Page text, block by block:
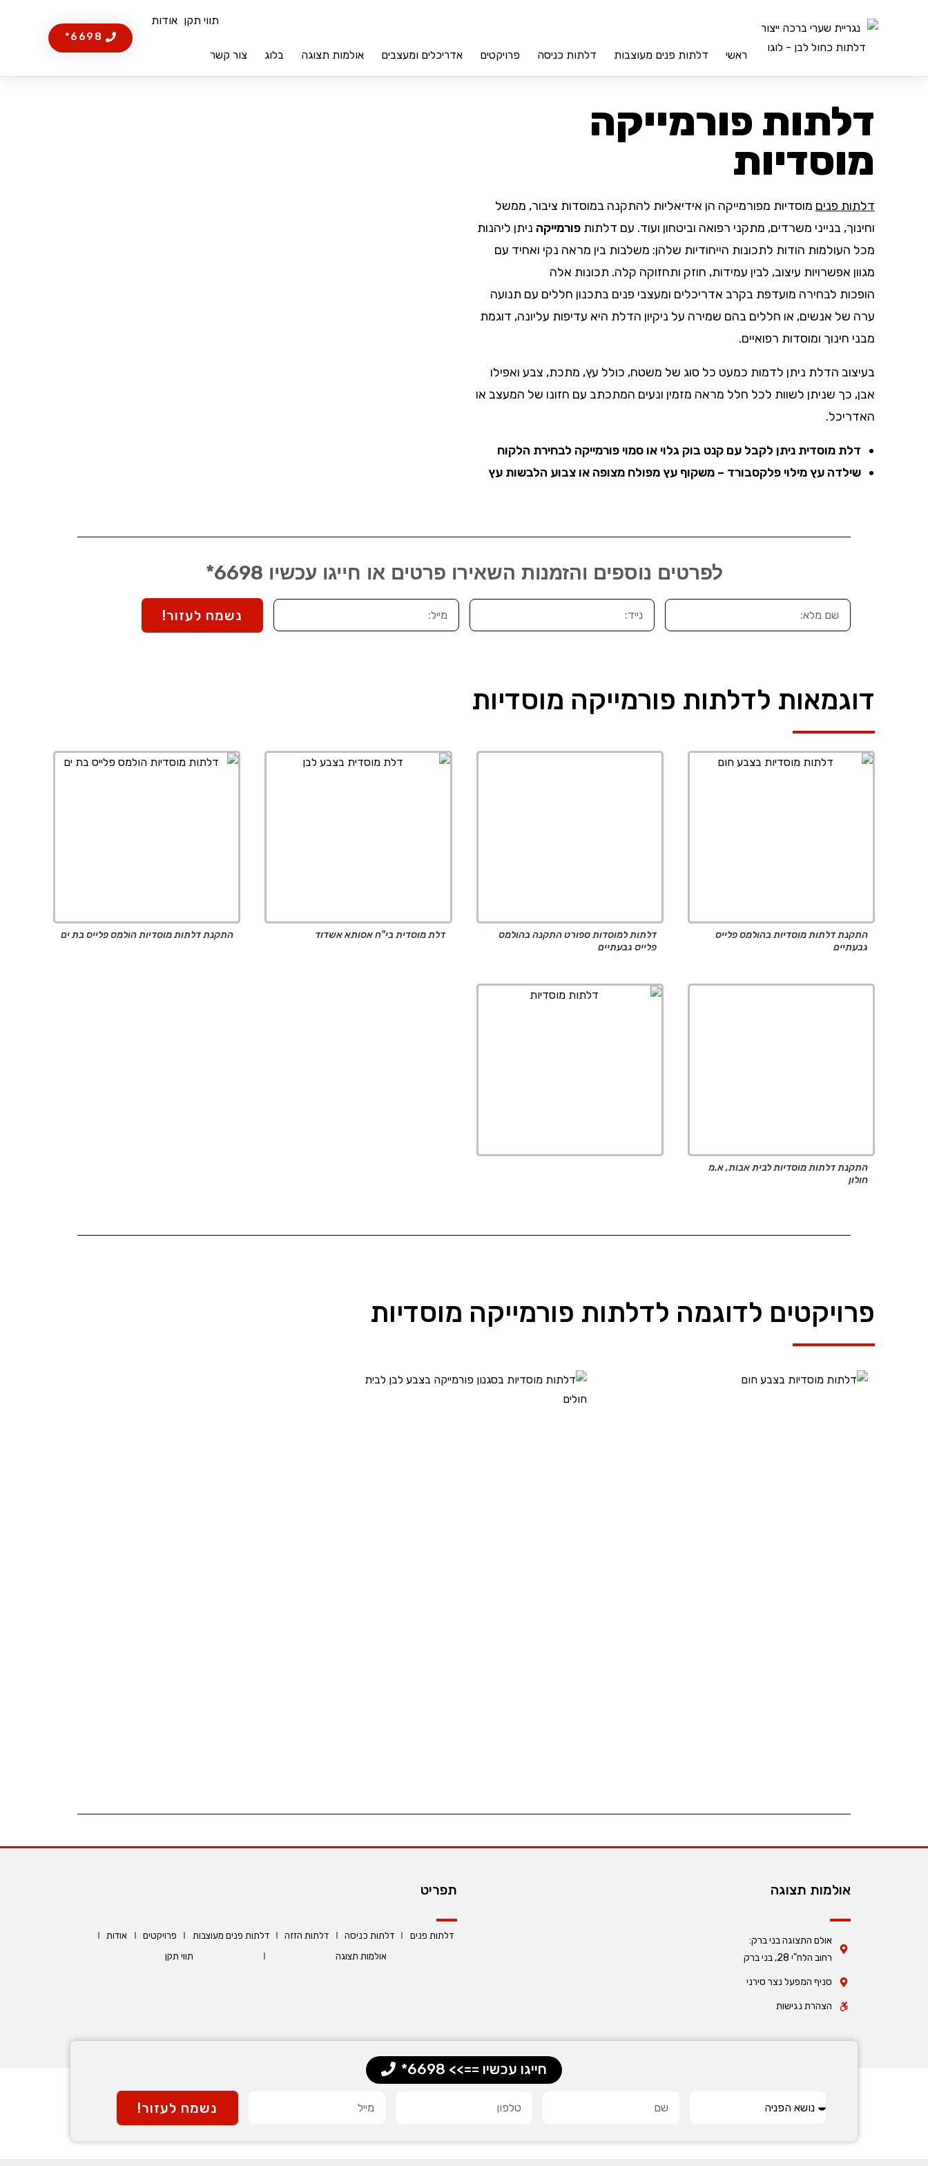
תווי תקן אודות
ראשי דלתות פנים מעוצבות דלתות כניסה פרויקטים אדריכלים ומעצבים אולמות תצוגה בלוג צור קשר
6698*
דלתות פורמייקה
מוסדיות
דלתות פנים מוסדיות מפורמייקה הן אידיאליות להתקנה במוסדות ציבור, ממשל
וחינוך, בנייני משרדים, מתקני רפואה וביטחון ועוד. עם דלתותפורמייקה ניתן ליהנות
מכל העולמות הודות לתכונות הייחודיות שלהן: משלבות בין מראה נקי ואחיד עם
מגוון אפשרויות עיצוב, לבין עמידות, חוזק ותחזוקה קלה. תכונות אלה
הופכות לבחירה מועדפת בקרב אדריכלים ומעצבי פנים בתכנון חללים עם תנועה
ערה של אנשים, או חללים בהם שמירה על ניקיון הדלת היא עדיפות עליונה, דוגמת
מבני חינוך ומוסדות רפואיים.
בעיצוב הדלת ניתן לדמות כמעט כל סוג של משטח, כולל עץ, מתכת, צבע ואפילו
אבן, כך שניתן לשוות לכל חלל מראה מזמין ונעים המתכתב עם חזונו של המעצב או
האדריכל.
דלת מוסדית ניתן לקבל עם קנט בוק גלוי או סמוי פורמייקה לבחירת הלקוח
שילדה עץ מילוי פלקסבורד – משקוף עץ מפולח מצופה או צבוע הלבשות עץ
לפרטים נוספים והזמנות השאירו פרטים או חייגו עכשיו 6698*
נשמח לעזור!
דוגמאות לדלתות פורמייקה מוסדיות
התקנת דלתות מוסדיות בהולמס פלייס
גבעתיים
דלתות למוסדות ספורט התקנה בהולמס
פלייס גבעתיים
דלת מוסדית בי"ח אסותא אשדוד התקנת דלתות מוסדיות הולמס פלייס בת ים
התקנת דלתות מוסדיות לבית אבות, א.מ
חולון
פרויקטים לדוגמה לדלתות פורמייקה מוסדיות
אולמות תצוגה
אולם התצוגה בני ברק:
רחוב הלח"י 28, בני ברק
סניף המפעל נצר סירני
הצהרת נגישות
תפריט
דלתות פנים דלתות כניסה דלתות הזזה דלתות פנים מעוצבות פרויקטים
אודות
אולמות תצוגה
תווי תקן
חייגו עכשיו ==>> 6698*
נשמח לעזור!